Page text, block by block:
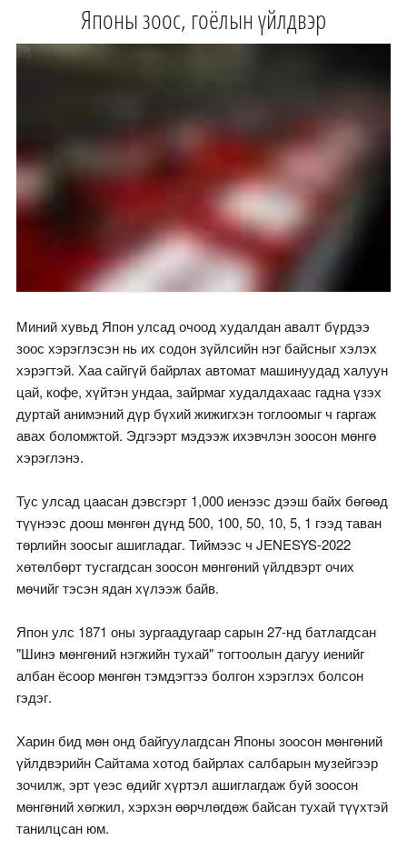
Японы зоос, гоёлын үйлдвэр
Миний хувьд Япон улсад очоод худалдан авалт бүрдээ
зоос хэрэглэсэн нь их содон зүйлсийн нэг байсныг хэлэх
хэрэгтэй. Хаа сайгүй байрлах автомат машинуудад халуун
цай, кофе, хүйтэн ундаа, зайрмаг худалдахаас гадна үзэх
дуртай анимэний дүр бүхий жижигхэн тоглоомыг ч гаргаж
авах боломжтой. Эдгээрт мэдээж ихэвчлэн зоосон мөнгө
хэрэглэнэ.
Тус улсад цаасан дэвсгэрт 1,000 иенээс дээш байх бөгөөд
түүнээс доош мөнгөн дүнд 500, 100, 50, 10, 5, 1 гээд таван
төрлийн зоосыг ашигладаг. Тиймээс ч JENESYS-2022
хөтөлбөрт тусгагдсан зоосон мөнгөний үйлдвэрт очих
мөчийг тэсэн ядан хүлээж байв.
Япон улс 1871 оны зургаадугаар сарын 27-нд батлагдсан
"Шинэ мөнгөний нэгжийн тухай" тогтоолын дагуу иенийг
албан ёсоор мөнгөн тэмдэгтээ болгон хэрэглэх болсон
гэдэг.
Харин бид мөн онд байгуулагдсан Японы зоосон мөнгөний
үйлдвэрийн Сайтама хотод байрлах салбарын музейгээр
зочилж, эрт үеэс өдийг хүртэл ашиглагдаж буй зоосон
мөнгөний хөгжил, хэрхэн өөрчлөгдөж байсан тухай түүхтэй
танилцсан юм.